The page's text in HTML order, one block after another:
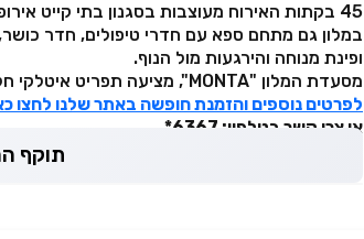
45 בקתות האירוח מעוצבות בסגנון בתי קייט אירופאיים מעץ ויוצרות תחושה חמימה.
במלון גם מתחם ספא עם חדרי טיפולים, חדר
ופינת מנוחה והירגעות מול הנוף.
מסעדת המלון "MONTA", מציעה תפריט איטלקי חלבי מוקפד מחומרי גלם טריים.
לפרטים נוספים והזמנת חופשה באתר שלנו לחצו
או צרו קשר בטלפון: 6367*
תוקף